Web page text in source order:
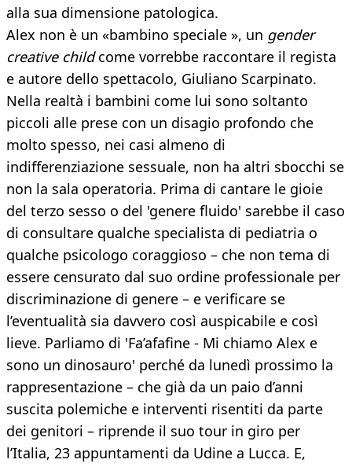
alla sua dimensione patologica.
Alex non è un «bambino speciale », un gender
creative childcome vorrebbe raccontare il regista
e autore dello spettacolo, Giuliano Scarpinato.
Nella realtà i bambini come lui sono soltanto
piccoli alle prese con un disagio profondo che
molto spesso, nei casi almeno di
indifferenziazione sessuale, non ha altri sbocchi se
non la sala operatoria. Prima di cantare le gioie
del terzo sesso o del 'genere fluido' sarebbe il caso
di consultare qualche specialista di pediatria o
qualche psicologo coraggioso – che non tema di
essere censurato dal suo ordine professionale per
discriminazione di genere – e verificare se
l’eventualità sia davvero così auspicabile e così
lieve. Parliamo di 'Fa’afafine - Mi chiamo Alex e
sono un dinosauro' perché da lunedì prossimo la
rappresentazione – che già da un paio d’anni
suscita polemiche e interventi risentiti da parte
dei genitori – riprende il suo tour in giro per
l’Italia, 23 appuntamenti da Udine a Lucca. E,